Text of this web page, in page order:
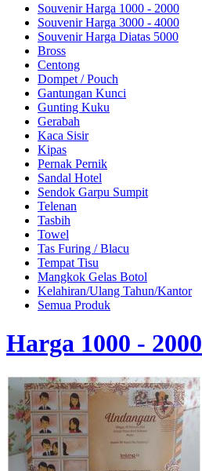
Souvenir Harga 1000 - 2000
Souvenir Harga 3000 - 4000
Souvenir Harga Diatas 5000
Bross
Centong
Dompet / Pouch
Gantungan Kunci
Gunting Kuku
Gerabah
Kaca Sisir
Kipas
Pernak Pernik
Sandal Hotel
Sendok Garpu Sumpit
Telenan
Tasbih
Towel
Tas Furing / Blacu
Tempat Tisu
Mangkok Gelas Botol
Kelahiran/Ulang Tahun/Kantor
Semua Produk
Harga 1000 - 2000